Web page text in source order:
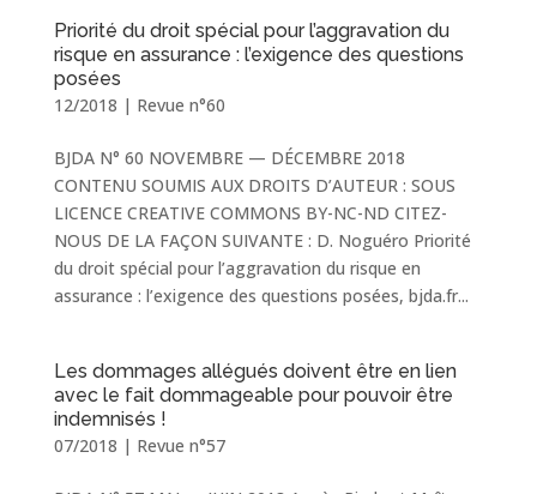
Priorité du droit spécial pour l’aggravation du
risque en assurance : l’exigence des questions
posées
12/2018 | Revue n°60
BJDA N° 60 NOVEMBRE — DÉCEMBRE 2018
CONTENU SOUMIS AUX DROITS D’AUTEUR : SOUS
LICENCE CREATIVE COMMONS BY-NC-ND CITEZ-
NOUS DE LA FAÇON SUIVANTE : D. Noguéro Priorité
du droit spécial pour l’aggravation du risque en
assurance : l’exigence des questions posées, bjda.fr...
Les dommages allégués doivent être en lien
avec le fait dommageable pour pouvoir être
indemnisés !
07/2018 | Revue n°57